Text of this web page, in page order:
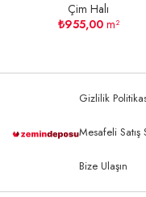
Çim Halı
₺955,00m²
Gizlilik
Mesafeli Satış
Bize Ulaşın